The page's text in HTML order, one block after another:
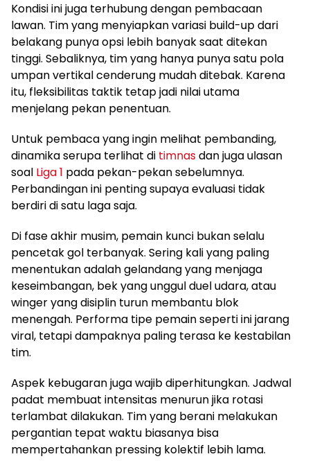
Kondisi ini juga terhubung dengan pembacaan
lawan. Tim yang menyiapkan variasi build-up dari
belakang punya opsi lebih banyak saat ditekan
tinggi. Sebaliknya, tim yang hanya punya satu pola
umpan vertikal cenderung mudah ditebak. Karena
itu, fleksibilitas taktik tetap jadi nilai utama
menjelang pekan penentuan.
Untuk pembaca yang ingin melihat pembanding,
dinamika serupa terlihat di timnasdan juga ulasan
soal Liga 1 pada pekan-pekan sebelumnya.
Perbandingan ini penting supaya evaluasi tidak
berdiri di satu laga saja.
Di fase akhir musim, pemain kunci bukan selalu
pencetak gol terbanyak. Sering kali yang paling
menentukan adalah gelandang yang menjaga
keseimbangan, bek yang unggul duel udara, atau
winger yang disiplin turun membantu blok
menengah. Performa tipe pemain seperti ini jarang
viral, tetapi dampaknya paling terasa ke kestabilan
tim.
Aspek kebugaran juga wajib diperhitungkan. Jadwal
padat membuat intensitas menurun jika rotasi
terlambat dilakukan. Tim yang berani melakukan
pergantian tepat waktu biasanya bisa
mempertahankan pressing kolektif lebih lama.